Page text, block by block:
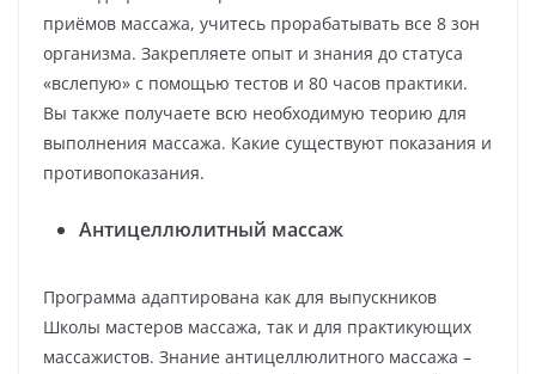
приёмов массажа, учитесь прорабатывать все 8 зон
организма. Закрепляете опыт и знания до статуса
«вслепую» с помощью тестов и 80 часов практики.
Вы также получаете всю необходимую теорию для
выполнения массажа. Какие существуют показания и
противопоказания.
Антицеллюлитный массаж
Программа адаптирована как для выпускников
Школы мастеров массажа, так и для практикующих
массажистов. Знание антицеллюлитного массажа –